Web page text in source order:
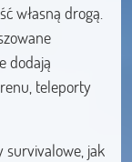
własną drogą.
dodają
teleporty
survivalowe, jak